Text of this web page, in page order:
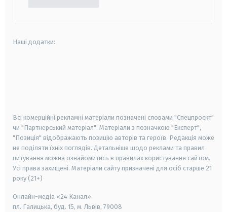
Наші додатки:
Всі комерційні рекламні матеріали позначені словами "Спецпроєкт"
чи "Партнерський матеріал". Матеріали з позначкою "Експерт",
"Позиція" відображають позицію авторів та героїв. Редакція може
не поділяти їхніх поглядів. Детальніше щодо реклами та правил
цитування можна ознайомитись в правилах користування сайтом.
Усі права захищені. Матеріали сайту призначені для осіб старше 21
року (21+)
Онлайн-медіа «24 Канал»
пл. Галицька, буд. 15, м. Львів, 79008